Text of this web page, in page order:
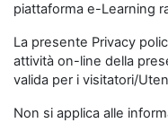
piattaforma e-Learning
La presente Privacy
attività on-line della
valida per i visitatori/
Non si applica alle